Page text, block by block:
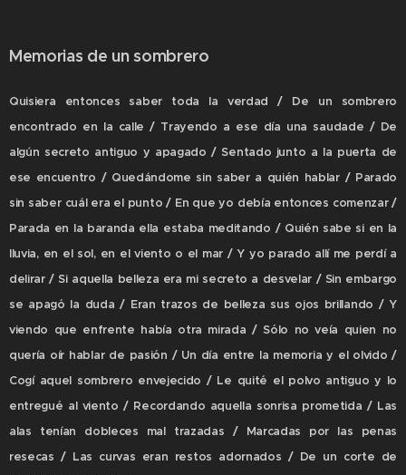
Memorias de un sombrero
Quisiera entonces saber toda la verdad / De un sombrero
encontrado en la calle / Trayendo a ese día una saudade / De
algún secreto antiguo y apagado / Sentado junto a la puerta de
ese encuentro / Quedándome sin saber a quién hablar / Parado
sin saber cuál era el punto / En que yo debía entonces comenzar /
Parada en la baranda ella estaba meditando / Quién sabe si en la
lluvia, en el sol, en el viento o el mar / Y yo parado allí me perdí a
delirar / Si aquella belleza era mi secreto a desvelar / Sin embargo
se apagó la duda / Eran trazos de belleza sus ojos brillando / Y
viendo que enfrente había otra mirada / Sólo no veía quien no
quería oír hablar de pasión / Un día entre la memoria y el olvido /
Cogí aquel sombrero envejecido / Le quité el polvo antiguo y lo
entregué al viento / Recordando aquella sonrisa prometida / Las
alas tenían dobleces mal trazadas / Marcadas por las penas
resecas / Las curvas eran restos adornados / De un corte de